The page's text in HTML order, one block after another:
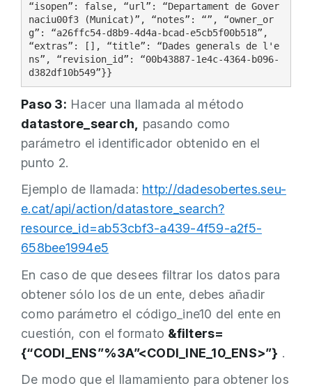
“isopen”: false, “url”: “Departament de Gover
naciu00f3 (Municat)”, “notes”: “”, “owner_or
g”: “a26ffc54-d8b9-4d4a-bcad-e5cb5f00b518”,
“extras”: [], “title”: “Dades generals de l'e
ns”, “revision_id”: “00b43887-1e4c-4364-b096-
d382df10b549”}}
Paso 3: Hacer una llamada al método
datastore_search,
pasando como
parámetro el identificador obtenido en el
punto 2.
Ejemplo de llamada: http://dadesobertes.seu-
e.cat/api/action/datastore_search?
resource_id=ab53cbf3-a439-4f59-a2f5-
658bee1994e5
En caso de que desees filtrar los datos para
obtener sólo los de un ente, debes añadir
como parámetro el código_ine10 del ente en
cuestión, con el formato &filters=
{“CODI_ENS”%3A”<CODI_INE_10_ENS>”} .
De modo que el llamamiento para obtener los